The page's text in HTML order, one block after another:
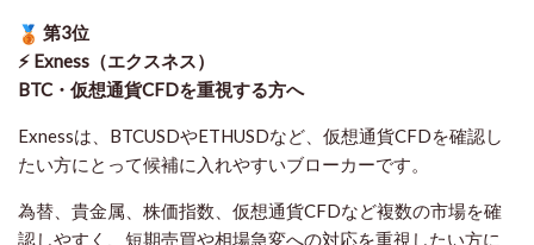
第3位
⚡ Exness（エクスネス）
BTC・仮想通貨CFDを重視する方へ
Exnessは、BTCUSDやETHUSDなど、仮想通貨CFDを確認し
たい方にとって候補に入れやすいブローカーです。
為替、貴金属、株価指数、仮想通貨CFDなど複数の市場を確
認しやすく、短期売買や相場急変への対応を重視したい方に